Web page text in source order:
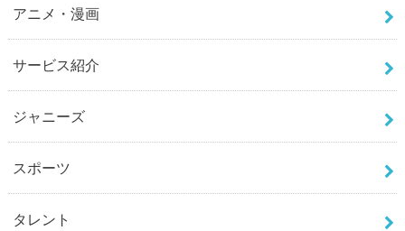
アニメ・漫画
サービス紹介
ジャニーズ
スポーツ
タレント